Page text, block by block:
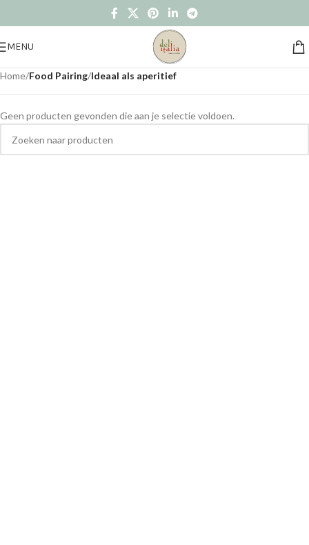
MENU
Home/Food Pairing/Ideaal als aperitief
Geen producten gevonden die aan je selectie voldoen.